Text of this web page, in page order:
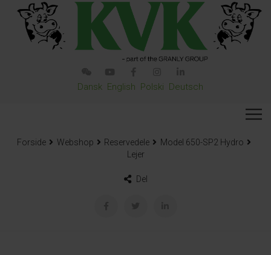
Dansk English Polski Deutsch
Forside Webshop Reservedele
Model 650-SP2 Hydro
Lejer
Del